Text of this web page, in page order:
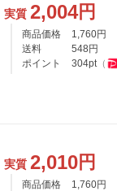
実質 2,004円
商品価格 1,760円
送料
548 円
ポイント
304pt（
実質 2,010円
商品価格 1,760円